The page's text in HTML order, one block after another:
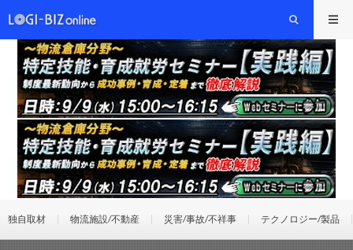
独自取材 物流施設/不動産 災害/事故/不祥事 テクノロジー/製品